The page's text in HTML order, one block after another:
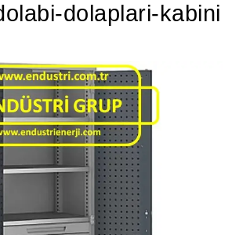
dolaplari-kabini